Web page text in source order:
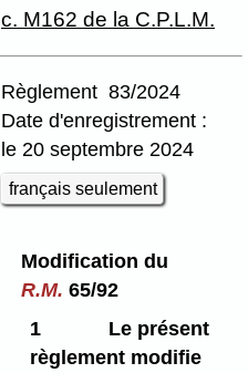
c. M162 de la C.P.L.M.
Règlement 83/2024
Date d'enregistrement :
le 20 septembre 2024
français seulement
Modification du
R.M. 65/92
1
Le présent
règlement modifie